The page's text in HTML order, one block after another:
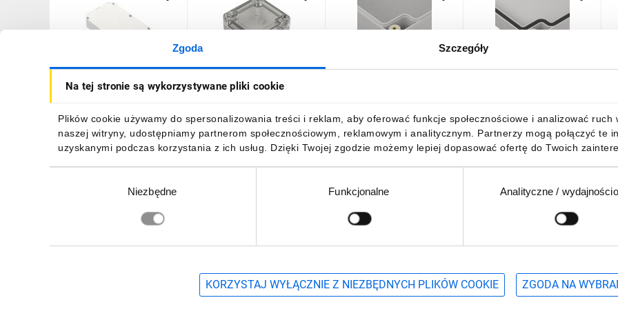
Zgoda Szczegóły
Na tej stronie są wykorzystywane pliki cookie
Plików cookie używamy do spersonalizowania treści i reklam, aby oferować funkcje społecznościowe i analizować
naszej witryny, udostępniamy partnerom społecznościowym, reklamowym i analitycznym. Partnerzy mogą połączyć
uzyskanymi podczas korzystania z ich usług. Dzięki Twojej zgodzie możemy lepiej dopasować ofertę do Twoich
Niezbędne Funkcjonalne Analityczne /
KORZYSTAJ WYŁĄCZNIE Z NIEZBĘDNYCH PLIKÓW COOKIE ZGODA NA
Obudowa hermetyczna
ZP210.140.45 jasny dół z
uszczelką zalewaną i
tulejkami mosiężnymi PC -
ZP210.140.
67,05 złbrutto
Obudowa hermetyczna
ZP75.75.45 jasny dół z
uszczelką zalewaną i
tulejkami mosiężnymi ABS-
PC - ZP75.75.
25,15 zł brutto
uszczelką zalewaną i
tulejkami mosiężnymi ABS-
PC - ZP180.120.90SJp
62,00 zł brutto
uszczelką zalewaną i
tulejkami mosiężnymi PC -
ZP150.100.60SJp-IP6
57,44 złbrutto
DO KOSZYKA
Zapisz się, aby otrzymać informacje o nowościach, promocjach i wyprzedażach